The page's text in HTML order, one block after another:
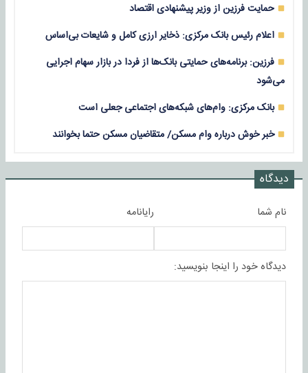
حمایت فرزین از وزیر پیشنهادی اقتصاد
اعلام رئیس بانک مرکزی: ذخایر ارزی کامل و شایعات بی‌اساس
فرزین: برنامه‌های حمایتی بانک‌ها از فردا در بازار سهام اجرایی
می‌شود
بانک مرکزی: وام‌های شبکه‌های اجتماعی جعلی است
خبر خوش درباره وام مسکن/ متقاضیان مسکن حتما بخوانند
دیدگاه
نام شما رایانامه
دیدگاه خود را اینجا بنویسید: